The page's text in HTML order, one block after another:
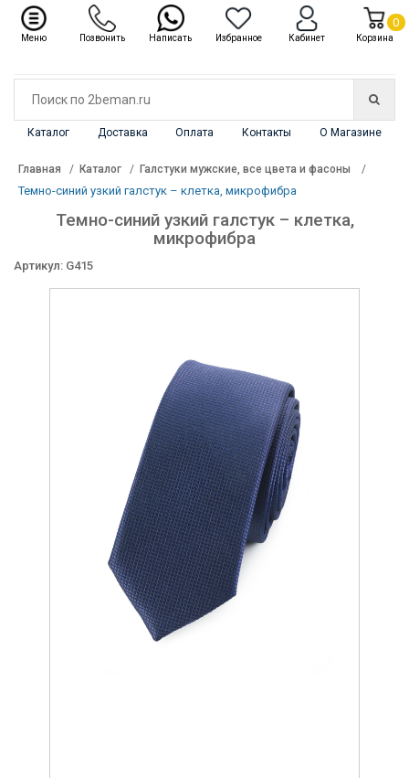
Каталог Доставка Оплата Контакты О Магазине
Каталог ✖
Главная Каталог Галстуки мужские, все цвета и фасоны
Темно-синий узкий галстук – клетка, микрофибра
Темно-синий узкий галстук – клетка,
микрофибра
Артикул: G415
Меню Позвонить Написать Избранное Кабинет Корзина
0